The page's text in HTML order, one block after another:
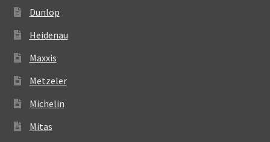
Dunlop
Heidenau
Maxxis
Metzeler
Michelin
Mitas